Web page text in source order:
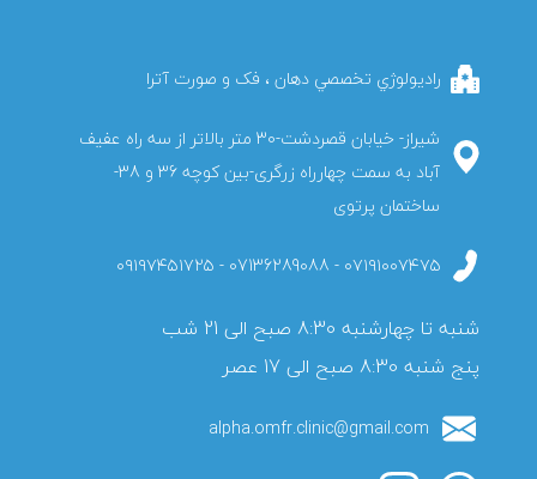
راديولوژي تخصصي دهان ، فک و صورت آترا
شیراز- خیابان قصردشت-30 متر بالاتر از سه راه عفیف
آباد به سمت چهارراه زرگری-بین کوچه 36 و 38-
ساختمان پرتوی
۰۷۱۹۱۰۰۷۴۷۵ - 07136289088 - ۰۹۱۹۷۴۵۱۷۲۵
پنج شنبه 8:30 صبح الی 17 عصر
alpha.omfr.clinic@gmail.com